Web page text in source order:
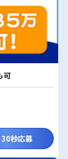
可
秒応募